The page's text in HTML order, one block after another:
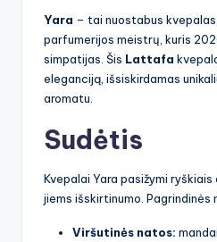
Yara – tai nuostabus
parfumerijos meistrų, kuris
simpatijas. Šis Lattafa
eleganciją, išsiskirdamas
aromatu.
Sudėtis
Kvepalai Yara pasižymi
jiems išskirtinumo. Pagrindinės
Viršutinės natos: